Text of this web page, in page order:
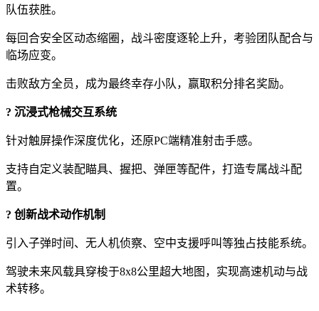
队伍获胜。
每回合安全区动态缩圈，战斗密度逐轮上升，考验团队配合与
临场应变。
击败敌方全员，成为最终幸存小队，赢取积分排名奖励。
? 沉浸式枪械交互系统
针对触屏操作深度优化，还原PC端精准射击手感。
支持自定义装配瞄具、握把、弹匣等配件，打造专属战斗配
置。
? 创新战术动作机制
引入子弹时间、无人机侦察、空中支援呼叫等独占技能系统。
驾驶未来风载具穿梭于8x8公里超大地图，实现高速机动与战
术转移。